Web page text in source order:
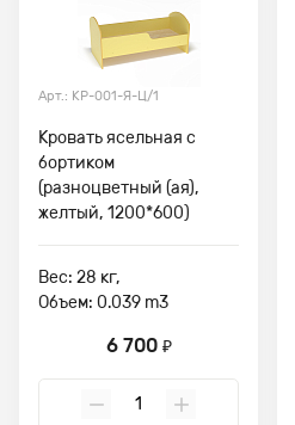
Арт.: КР-001-Я-Ц/1
Кровать ясельная с
бортиком
(разноцветный (ая),
желтый, 1200*600)
Вес: 28 кг,
Объем: 0.039 m3
6 700 ₽